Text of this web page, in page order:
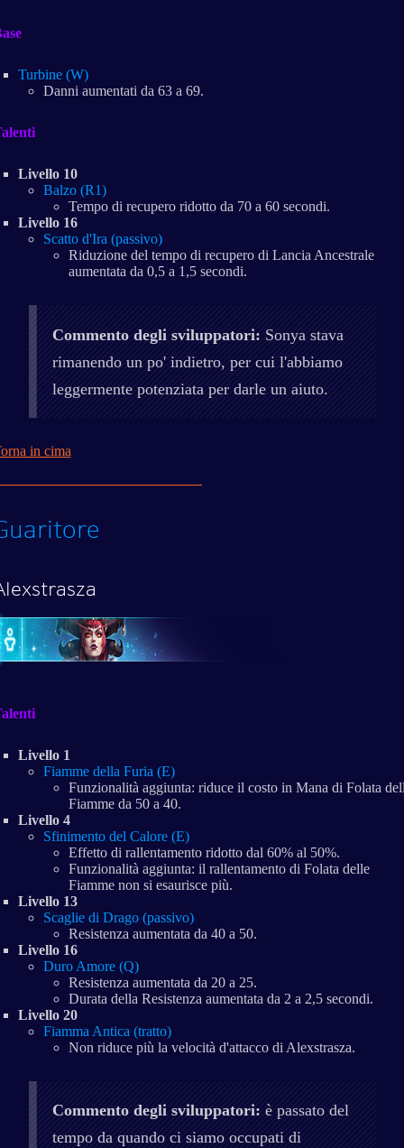
Turbine (W)
Danni aumentati da 63 a 69.
Livello 10
Balzo (R1)
Tempo di recupero ridotto da 70 a 60 secondi.
Livello 16
Scatto d'Ira (passivo)
Riduzione del tempo di recupero di Lancia Ancestrale
aumentata da 0,5 a 1,5 secondi.
Commento degli sviluppatori: Sonya stava
rimanendo un po' indietro, per cui l'abbiamo
leggermente potenziata per darle un aiuto.
in cima
Livello 1
Fiamme della Furia (E)
Funzionalità aggiunta: riduce il costo in Mana di Folata
Fiamme da 50 a 40.
Livello 4
Sfinimento del Calore (E)
Effetto di rallentamento ridotto dal 60% al 50%.
Funzionalità aggiunta: il rallentamento di Folata delle
Fiamme non si esaurisce più.
Livello 13
Scaglie di Drago (passivo)
Resistenza aumentata da 40 a 50.
Livello 16
Duro Amore (Q)
Resistenza aumentata da 20 a 25.
Durata della Resistenza aumentata da 2 a 2,5 secondi.
Livello 20
Fiamma Antica (tratto)
Non riduce più la velocità d'attacco di Alexstrasza.
Commento degli sviluppatori: è passato del
tempo da quando ci siamo occupati di